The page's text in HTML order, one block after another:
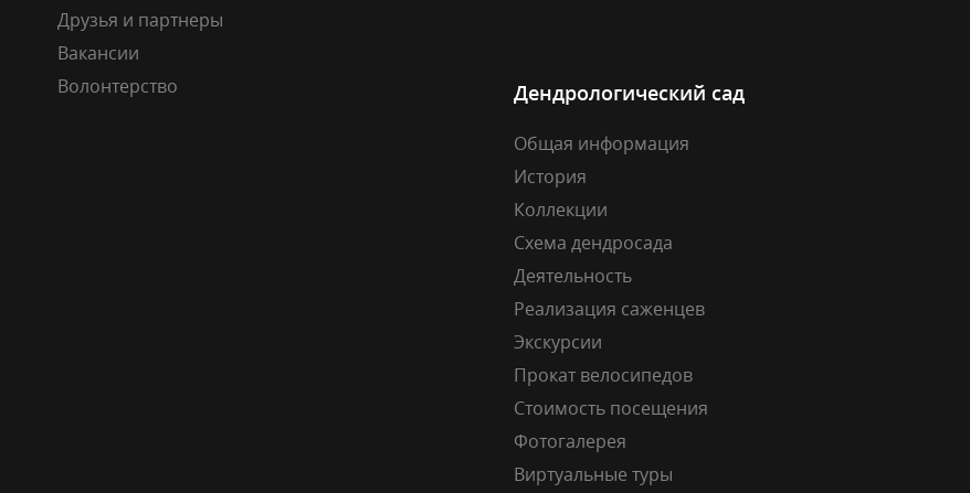
Друзья и партнеры
Вакансии
Волонтерство
Дендрологический сад
Общая информация
История
Коллекции
Схема дендросада
Деятельность
Реализация саженцев
Экскурсии
Прокат велосипедов
Стоимость посещения
Фотогалерея
Виртуальные туры